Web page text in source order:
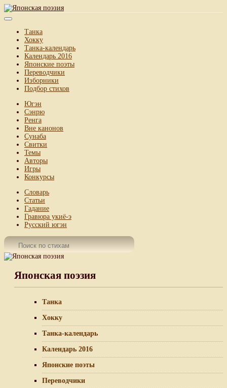
Танка
Хокку
Танка-календарь
Календарь 2016
Японские поэты
Переводчики
Изборники
Подбор стихов
Югэн
Сэнрю
Ренга
Вне канонов
Сунаба
Свитки
Темы
Авторы
Игры
Конкурсы
Словарь
Статьи
Гадание
Гравюра укиё-э
Русский югэн
Японская поэзия
Танка
Хокку
Танка-календарь
Календарь 2016
Японские поэты
Переводчики